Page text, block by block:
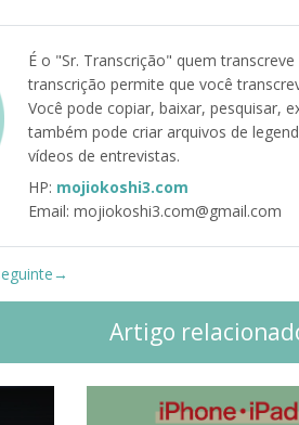
É o "Sr. Transcrição" quem
transcrição permite que você
Você pode copiar, baixar, pesquisar,
também pode criar arquivos de
vídeos de entrevistas.
HP: mojiokoshi3.com
Email: mojiokoshi3.com@gmail.com
Artigo